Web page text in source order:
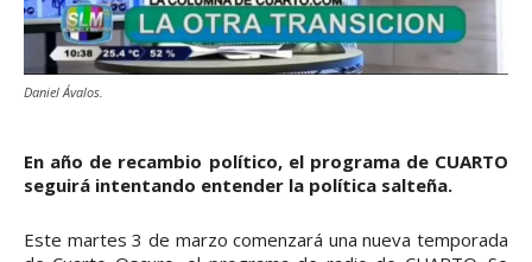
Daniel Ávalos.
En año de recambio político, el programa de CUARTO
seguirá intentando entender la política salteña.
Este martes 3 de marzo comenzará una nueva temporada